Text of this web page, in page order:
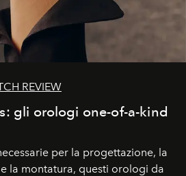
REVIEW
gli orologi one-of-a-kind
per la progettazione, la
la montatura, questi orologi da